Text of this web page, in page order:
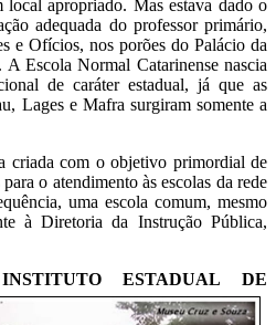
apropriado. Mas estava dado o
adequada do professor primário,
e Ofícios, nos porões do Palácio da
Escola Normal Catarinense nascia
de caráter estadual, já que as
Lages e Mafra surgiram somente a
criada com o objetivo primordial de
o atendimento às escolas da rede
uma escola comum, mesmo
à Diretoria da Instrução Pública,
ESTADUAL DE